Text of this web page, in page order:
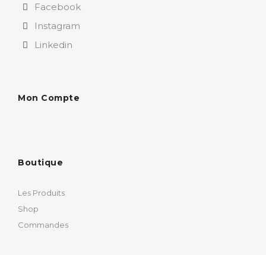
Facebook
Instagram
Linkedin
Mon Compte
Boutique
Les Produits
Shop
Commandes